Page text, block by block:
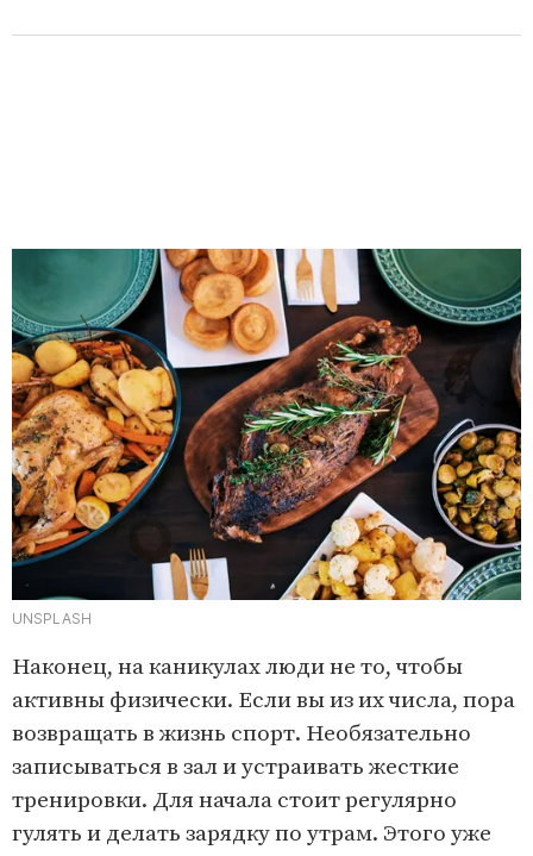
UNSPLASH
Наконец, на каникулах люди не то, чтобы
активны физически. Если вы из их числа, пора
возвращать в жизнь спорт. Необязательно
записываться в зал и устраивать жесткие
тренировки. Для начала стоит регулярно
гулять и делать зарядку по утрам. Этого уже